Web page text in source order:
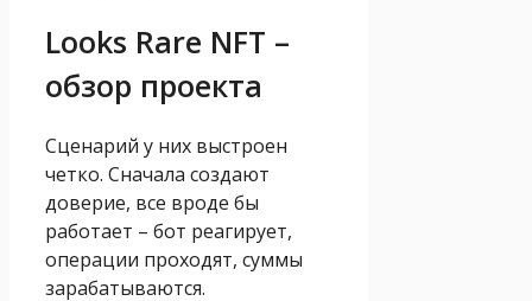
Looks Rare NFT –
обзор проекта
Сценарий у них выстроен
четко. Сначала создают
доверие, все вроде бы
работает – бот реагирует,
операции проходят, суммы
зарабатываются.